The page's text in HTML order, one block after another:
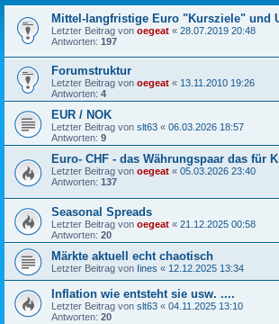
Mittel-langfristige Euro "Kursziele" und
Letzter Beitrag von oegeat « 28.07.2019 20:48
Antworten: 197
Forumstruktur
Letzter Beitrag von oegeat « 13.11.2010 19:26
Antworten: 4
EUR / NOK
Letzter Beitrag von slt63 « 06.03.2026 18:57
Antworten: 9
Euro- CHF - das Währungspaar das für
Letzter Beitrag von oegeat « 05.03.2026 23:40
Antworten: 137
Seasonal Spreads
Letzter Beitrag von oegeat « 21.12.2025 00:58
Antworten: 20
Märkte aktuell echt chaotisch
Letzter Beitrag von Iines « 12.12.2025 13:34
Inflation wie entsteht sie usw. ....
Letzter Beitrag von slt63 « 04.11.2025 13:10
Antworten: 20